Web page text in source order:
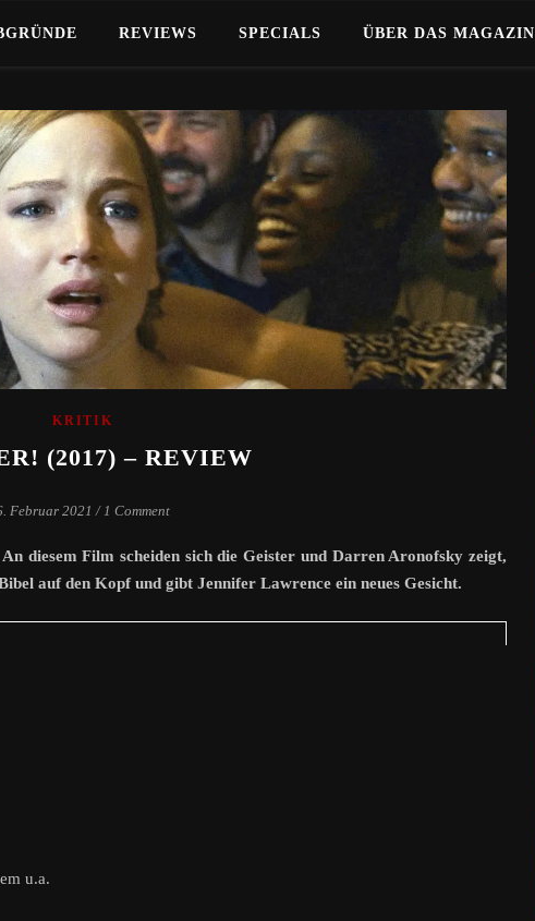
REVIEWS SPECIALS ÜBER DAS MAGAZIN
KRITIK
(2017) – REVIEW
Februar 2021 / 1 Comment
diesem Film scheiden sich die Geister und Darren Aronofsky zeigt,
auf den Kopf und gibt Jennifer Lawrence ein neues Gesicht.
u.a.